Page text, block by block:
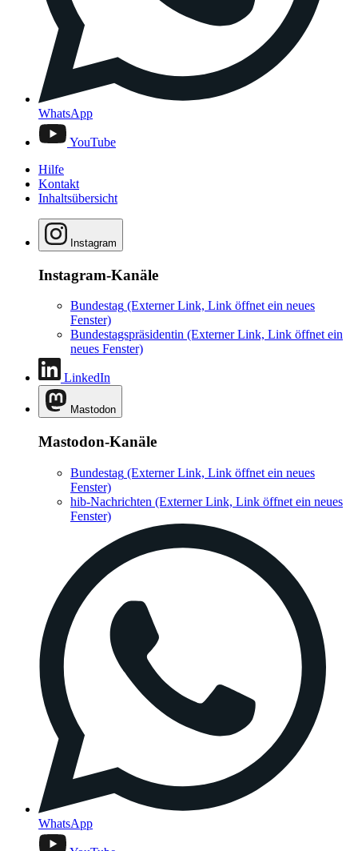
WhatsApp
YouTube
Hilfe
Kontakt
Inhaltsübersicht
Instagram
Instagram-Kanäle
Bundestag (Externer Link, Link öffnet ein neues
Fenster)
Bundestagspräsidentin (Externer Link, Link öffnet ein
neues Fenster)
LinkedIn
Mastodon
Mastodon-Kanäle
Bundestag (Externer Link, Link öffnet ein neues
Fenster)
hib-Nachrichten (Externer Link, Link öffnet ein neues
Fenster)
WhatsApp